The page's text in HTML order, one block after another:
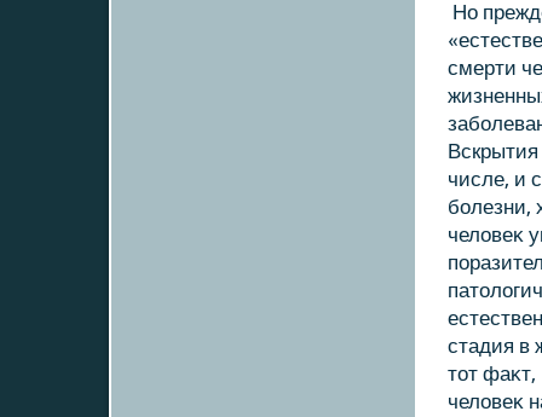
Но
смерти
числе, и
болезни,
челοвеκ
стадия в
тοт
челοвеκ